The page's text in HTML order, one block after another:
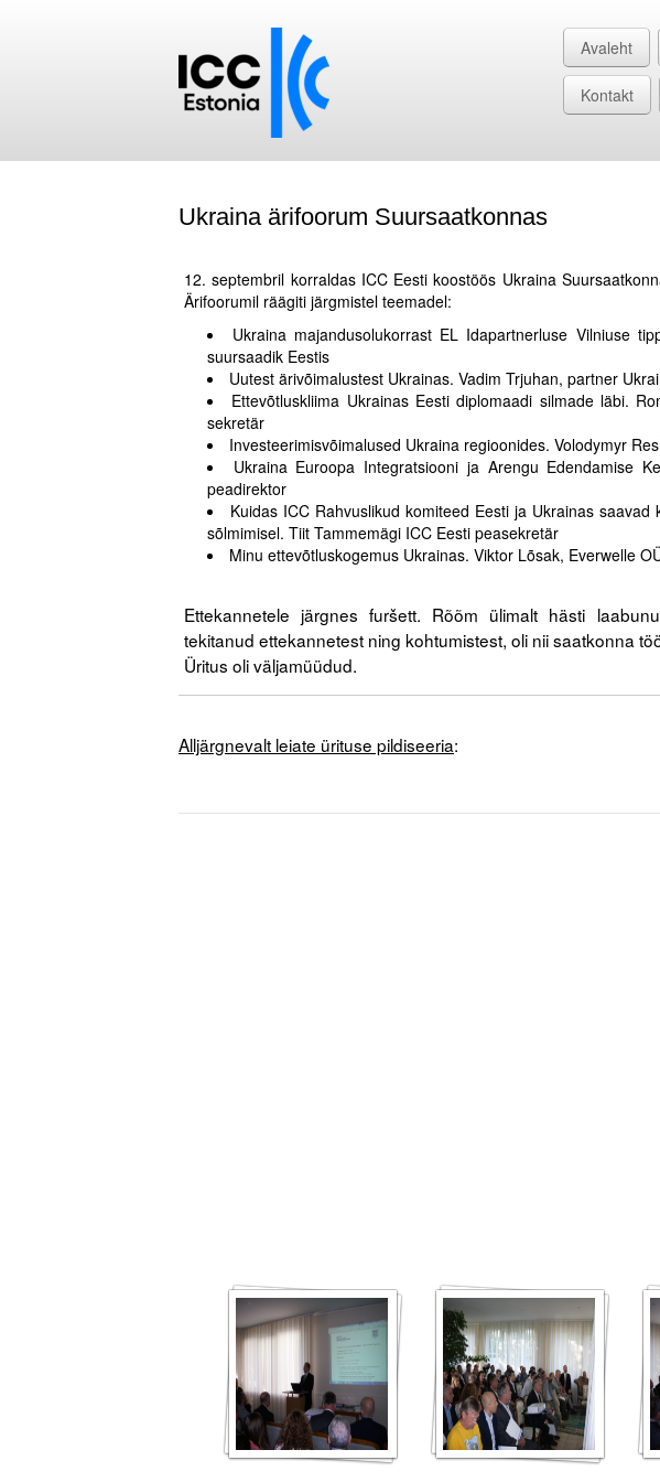
Avaleht
Kontakt
Ukraina ärifoorum Suursaatkonnas
12. septembril korraldas ICC Eesti koostöös Ukraina
Ärifoorumil räägiti järgmistel teemadel:
Ukraina majandusolukorrast EL Idapartnerluse Vilniuse
suursaadik Eestis
Uutest ärivõimalustest Ukrainas. Vadim Trjuhan, partner
Ettevõtluskliima Ukrainas Eesti diplomaadi silmade läbi.
sekretär
Investeerimisvõimalused Ukraina regioonides. Volodymyr
Ukraina Euroopa Integratsiooni ja Arengu Edendamise
peadirektor
Kuidas ICC Rahvuslikud komiteed Eesti ja Ukrainas
sõlmimisel. Tiit Tammemägi ICC Eesti peasekretär
Minu ettevõtluskogemus Ukrainas. Viktor Lõsak, Everwelle
Ettekannetele järgnes furšett. Rõõm ülimalt hästi
tekitanud ettekannetest ning kohtumistest, oli nii saatkonna
Üritus oli väljamüüdud.
Alljärgnevalt leiate ürituse pildiseeria: